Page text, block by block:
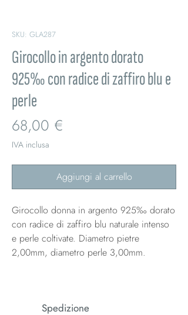
SKU: GLA287
Girocollo in argento dorato
925‰ con radice di zaffiro blu e
perle
68,00 €
IVA inclusa
Aggiungi al carrello
Girocollo donna in argento 925‰ dorato
con radice di zaffiro blu naturale intenso
e perle coltivate. Diametro pietre
2,00mm, diametro perle 3,00mm.
Spedizione